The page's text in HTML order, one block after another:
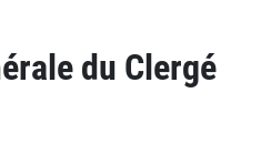
du Clergé